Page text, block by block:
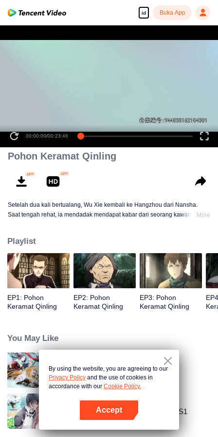
id Buka App
00:00:00/00:23:46
Pohon Keramat Qinling
Setelah dua kali bertualang, Wu Xie kembali ke Hangzhou dari Nansha.
Saat tengah rehat, ia mendadak mendapat kabar dari seorang kawan yang
mengunjungi situs peninggalan kuno di sana. Di Pegunungan Qinling,
mereka bertemu raksasa Zheluo Salmon, air terjun nan indah, serta pohon
suci. Di saat yang sama, Zhang Qiling yang misterius dan selalu menghantui
mereka, diam-diam membantu Wu Xie.
More
Playlist
EP1: Pohon
Keramat Qinling
EP2: Pohon
Keramat Qinling
EP3: Pohon
Keramat Qinling
You May Like
Avatar Sang Raja
National Husband Bring Home SS1
By using the website, you are agreeing to our
Privacy Policy and the use of cookies in
accordance with our Cookie Policy.
Accept